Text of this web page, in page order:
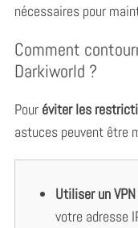
nécessaires pour
Comment
Darkiworld ?
Pour éviter les
astuces peuvent être
Utiliser un VPN
votre adresse